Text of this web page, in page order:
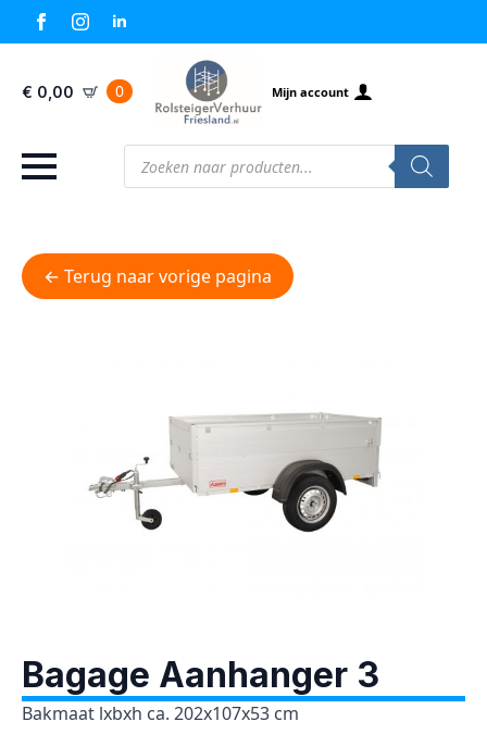
€ 0,00 0 Mijn account
Producten
zoeken
← Terug naar vorige pagina
Bagage Aanhanger 3
Bakmaat lxbxh ca. 202x107x53 cm